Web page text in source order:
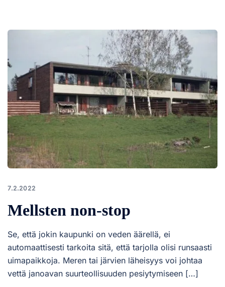
7.2.2022
Mellsten non-stop
Se, että jokin kaupunki on veden äärellä, ei
automaattisesti tarkoita sitä, että tarjolla olisi runsaasti
uimapaikkoja. Meren tai järvien läheisyys voi johtaa
vettä janoavan suurteollisuuden pesiytymiseen […]